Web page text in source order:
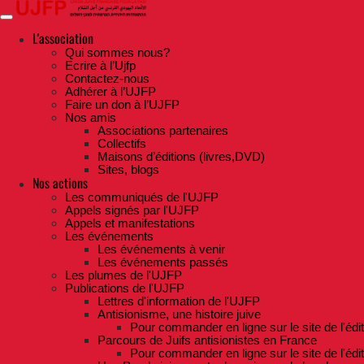
Skip
to
contentL'association
Qui sommes nous?
Ecrire à l’Ujfp
Contactez-nous
Adhérer à l’UJFP
Faire un don à l’UJFP
Nos amis
Associations partenaires
Collectifs
Maisons d’éditions (livres,DVD)
Sites, blogs
Nos actions
Les communiqués de l'UJFP
Appels signés par l'UJFP
Appels et manifestations
Les événements
Les événements à venir
Les événements passés
Les plumes de l'UJFP
Publications de l'UJFP
Lettres d'information de l'UJFP
Antisionisme, une histoire juive
Pour commander en ligne sur le site de
Parcours de Juifs antisionistes en France
Pour commander en ligne sur le site de